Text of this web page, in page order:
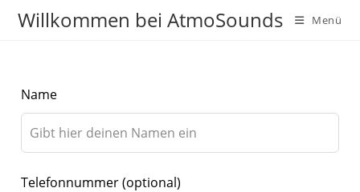
InhaltWillkommen bei AtmoSounds Menü
Lass
dieses
Feld
leer
Name
Telefonnummer (optional)